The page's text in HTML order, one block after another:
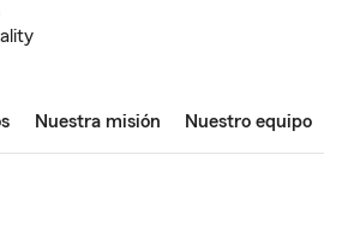
Nuestra misión Nuestro equipo